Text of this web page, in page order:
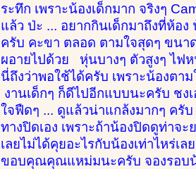
ระทึก เพราะน้องเด็กมาก จริงๆ
แล้ว ป่ะ ... อยากกินเด็กมาถึงที่ห้อ
ครับ คะขา ตลอด ตามใจสุดๆ ขนา
ผอายไปด้วย หุ่นบางๆ ตัวสูงๆ ไฟ
นี่ถึงว่าพอใช้ได้ครับ เพราะน้องตา
งานเด็กๆ ก็ดีไปอีกแบบนะครับ ชง
ใจฟืดๆ ... ดูแล้วน่าแกล้งมากๆ ค
ทางปิดเอง เพราะถ้าน้องปิดดูท่าจ
เลยไม่ได้คุยอะไรกับน้องเท่าไหร่
ขอบคุณคุณแหม่มนะครับ จองรอบน้